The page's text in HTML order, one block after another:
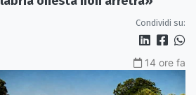
Condividi su:
14 ore fa